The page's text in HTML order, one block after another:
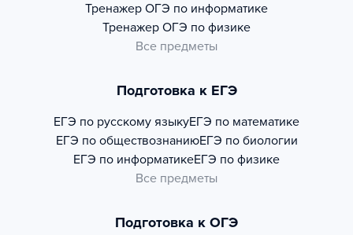
Тренажер ОГЭ по информатике
Тренажер ОГЭ по физике
Все предметы
Подготовка к ЕГЭ
ЕГЭ по русскому языкуЕГЭ по математике
ЕГЭ по обществознаниюЕГЭ по биологии
ЕГЭ по информатикеЕГЭ по физике
Все предметы
Подготовка к ОГЭ